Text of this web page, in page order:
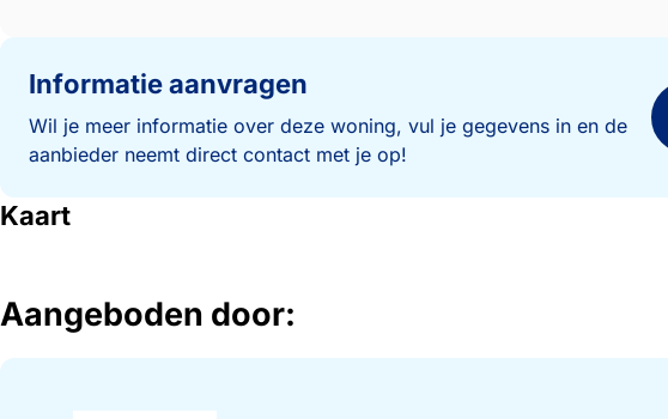
Informatie aanvragen
Wil je meer informatie over deze woning, vul je gegevens in en de
aanbieder neemt direct contact met je op!
Kaart
Aangeboden door: